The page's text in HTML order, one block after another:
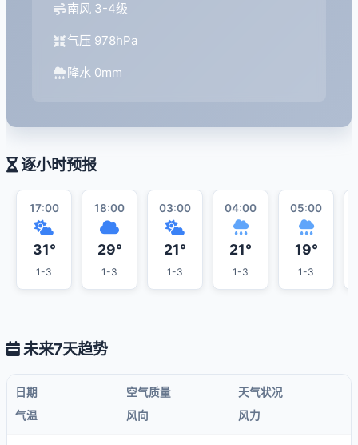
南风 3-4级
气压 978hPa
降水 0mm
逐小时预报
17:00
31°
1-3
18:00
29°
1-3
03:00
21°
1-3
04:00
21°
1-3
05:00
19°
1-3
未来7天趋势
日期 空气质量
天气状况
气温
风向 风力